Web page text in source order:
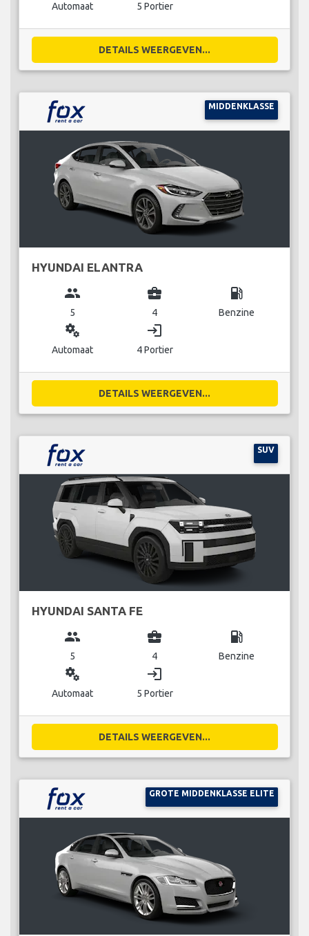
Automaat 5 Portier
DETAILS WEERGEVEN...
MIDDENKLASSE
HYUNDAI ELANTRA
group
5
business_center
4
local_gas_station
Benzine
miscellaneous_services
Automaat
login
4 Portier
DETAILS WEERGEVEN...
SUV
HYUNDAI SANTA FE
group
5
business_center
4
local_gas_station
Benzine
miscellaneous_services
Automaat
login
5 Portier
DETAILS WEERGEVEN...
GROTE MIDDENKLASSE ELITE